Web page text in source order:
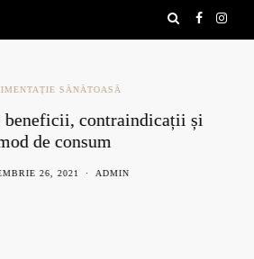
SĂNĂTOASĂ
beneficii, contraindicații și
de consum
26, 2021 ADMIN